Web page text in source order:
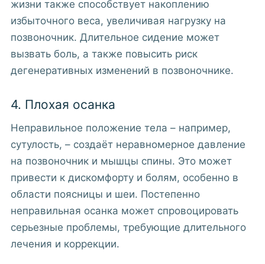
жизни также способствует накоплению
избыточного веса, увеличивая нагрузку на
позвоночник. Длительное сидение может
вызвать боль, а также повысить риск
дегенеративных изменений в позвоночнике.
4. Плохая осанка
Неправильное положение тела – например,
сутулость, – создаёт неравномерное давление
на позвоночник и мышцы спины. Это может
привести к дискомфорту и болям, особенно в
области поясницы и шеи. Постепенно
неправильная осанка может спровоцировать
серьезные проблемы, требующие длительного
лечения и коррекции.